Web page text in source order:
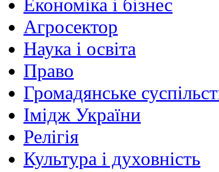
Економіка і бізнес
Агросектор
Наука і освіта
Право
Громадянське
Імідж України
Релігія
Культура і духовність